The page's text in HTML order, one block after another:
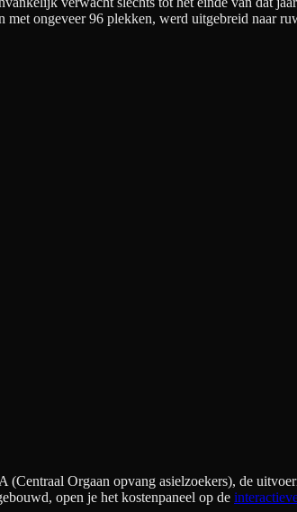
ongeveer 96 plekken, werd uitgebreid naar
(Centraal Orgaan opvang asielzoekers), de
open je het kostenpaneel op de